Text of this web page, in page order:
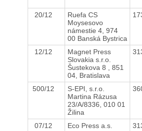
20/12
Ruefa CS
Moysesovo
námestie 4, 974
00 Banská Bystrica
12/12
Magnet Press
Slovakia s.r.o.
Šustekova 8 , 851
04, Bratislava
500/12
S-EPI, s.r.o.
Martina Rázusa
23/A/8336, 010 01
Žilina
07/12
Eco Press a.s.